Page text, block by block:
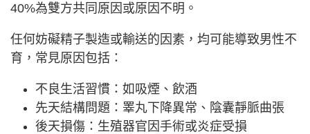
40%為雙方共同原因或原因不明。
任何妨礙精子製造或輸送的因素，均可能導致男性不
育，常見原因包括：
不良生活習慣：如吸煙、飲酒
先天結構問題：睪丸下降異常、陰囊靜脈曲張
後天損傷：生殖器官因手術或炎症受損